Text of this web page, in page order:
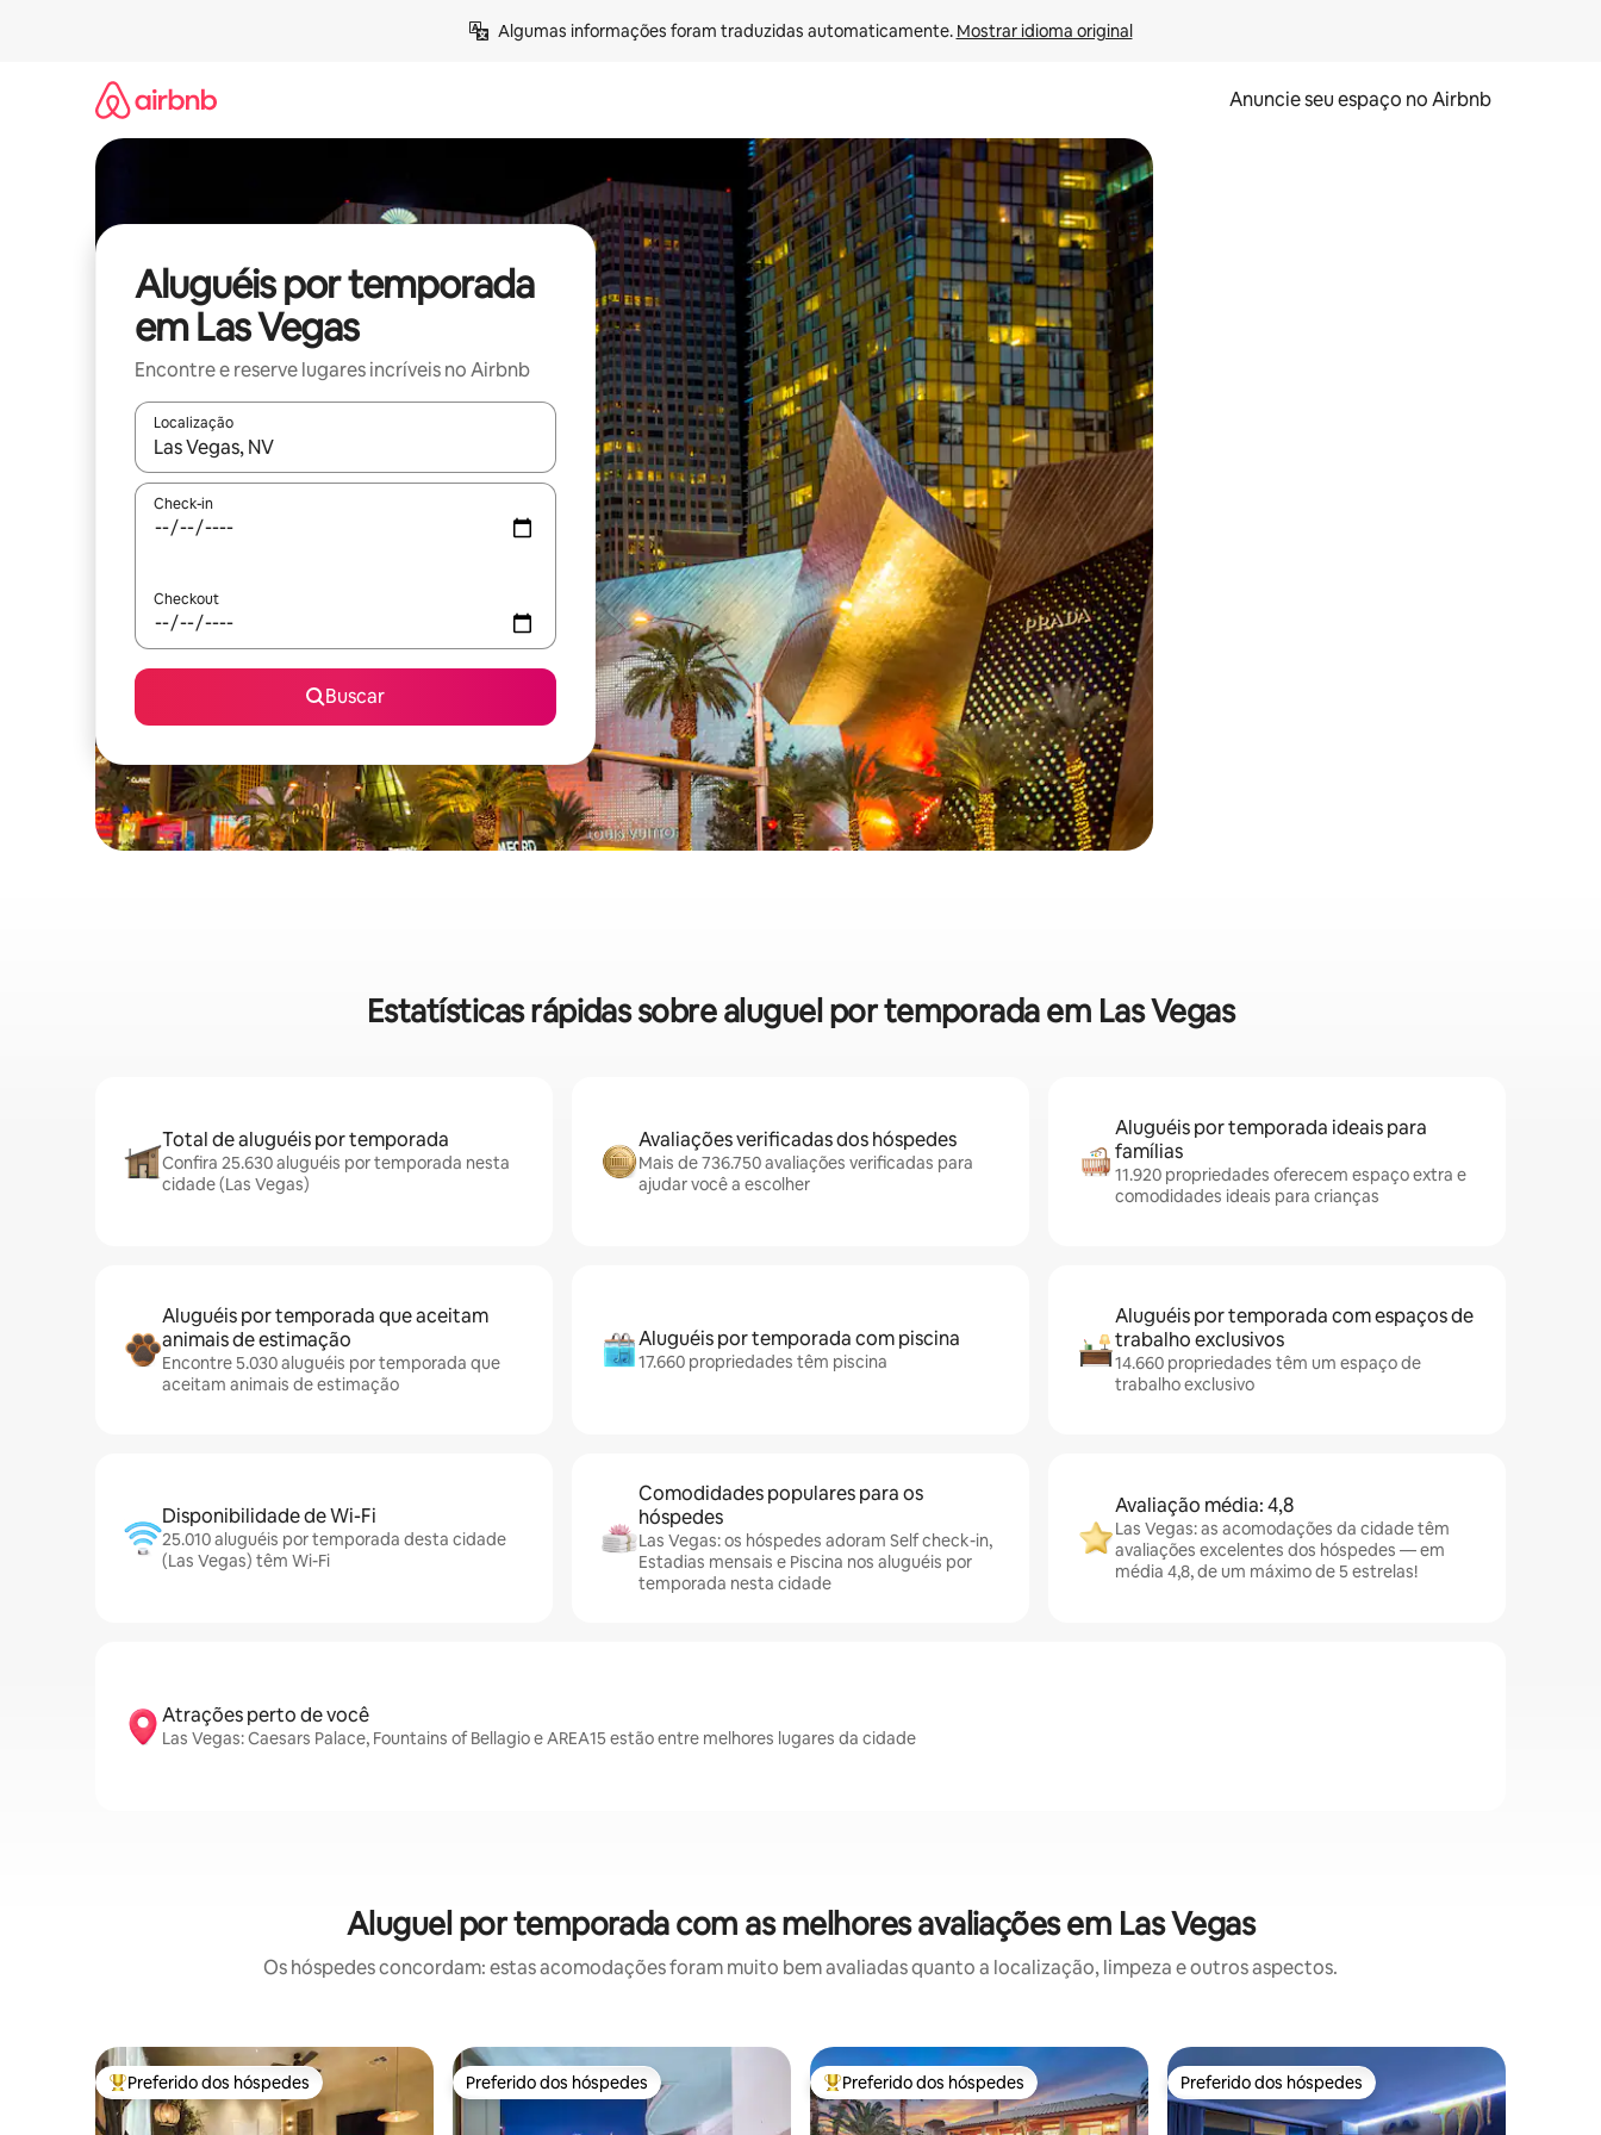
Algumas informações foram traduzidas automaticamente. Mostrar idioma original
Anuncie seu espaço no Airbnb
Aluguéis por temporada
em Las Vegas
Encontre e reserve lugares incríveis no Airbnb
Localização
Quando os resultados estiverem disponíveis, explore-os usando as seta para cima e para baixo do teclado ou tocando e deslizando o dedo na tela.
Check-in
Checkout
Buscar
Estatísticas rápidas sobre aluguel por temporada em Las Vegas
Total de aluguéis por temporada
Confira 25.630 aluguéis por temporada nesta
cidade (Las Vegas)
Avaliações verificadas dos hóspedes
Mais de 736.750 avaliações verificadas para
ajudar você a escolher
Aluguéis por temporada ideais para
famílias
11.920 propriedades oferecem espaço extra e
comodidades ideais para crianças
Aluguéis por temporada que aceitam
animais de estimação
Encontre 5.030 aluguéis por temporada que
aceitam animais de estimação
Aluguéis por temporada com piscina
17.660 propriedades têm piscina
Aluguéis por temporada com espaços de
trabalho exclusivos
14.660 propriedades têm um espaço de
trabalho exclusivo
Disponibilidade de Wi-Fi
25.010 aluguéis por temporada desta cidade
(Las Vegas) têm Wi-Fi
Comodidades populares para os
hóspedes
Las Vegas: os hóspedes adoram Self check-in,
Estadias mensais e Piscina nos aluguéis por
temporada nesta cidade
Avaliação média: 4,8
Las Vegas: as acomodações da cidade têm
avaliações excelentes dos hóspedes — em
média 4,8, de um máximo de 5 estrelas!
Atrações perto de você
Las Vegas: Caesars Palace, Fountains of Bellagio e AREA15 estão entre melhores lugares da cidade
Aluguel por temporada com as melhores avaliações em Las Vegas
Os hóspedes concordam: estas acomodações foram muito bem avaliadas quanto a localização, limpeza e outros aspectos.
Entre os melhores preferidos dos hóspedes
Preferido dos hóspedes Preferido dos hóspedes
Preferido dos hóspedes Entre os melhores preferidos dos hóspedes
Preferido dos hóspedes Preferido dos hóspedes
Preferido dos hóspedes